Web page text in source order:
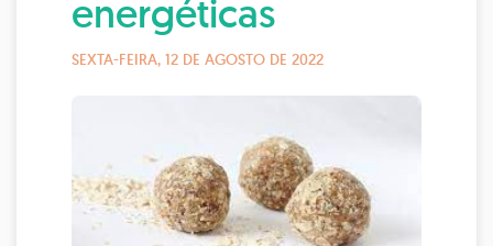
energéticas
SEXTA-FEIRA, 12 DE AGOSTO DE 2022